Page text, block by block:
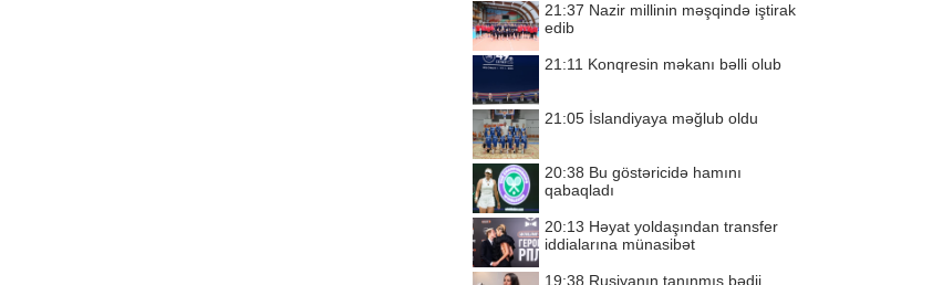
21:37 Nazir millinin məşqində iştirak
edib
21:11 Konqresin məkanı bəlli olub
21:05 İslandiyaya məğlub oldu
20:38 Bu göstəricidə hamını
qabaqladı
20:13 Həyat yoldaşından transfer
iddialarına münasibət
19:38 Rusiyanın tanınmış bədii